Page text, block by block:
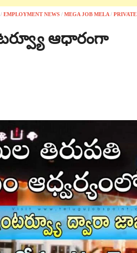
EMPLOYMENT NEWS / MEGA JOB MELA / PRIVATE
ఆధారంగా